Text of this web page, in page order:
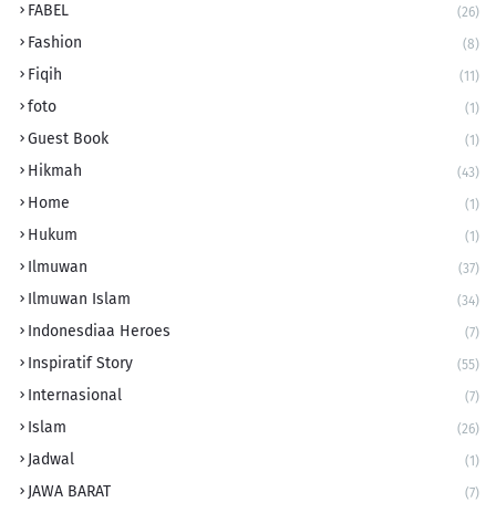
FABEL (26)
Fashion (8)
Fiqih (11)
foto (1)
Guest Book (1)
Hikmah (43)
Home (1)
Hukum (1)
Ilmuwan (37)
Ilmuwan Islam (34)
Indonesdiaa Heroes (7)
Inspiratif Story (55)
Internasional (7)
Islam (26)
Jadwal (1)
JAWA BARAT (7)